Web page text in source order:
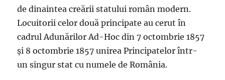
de dinaintea creării statului român modern.
Locuitorii celor două principate au cerut în
cadrul Adunărilor Ad-Hoc din 7 octombrie 1857
şi 8 octombrie 1857 unirea Principatelor într-
un singur stat cu numele de România.